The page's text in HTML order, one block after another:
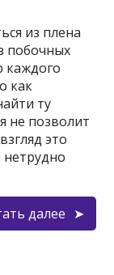
из плена
побочных
каждого
как
ту
не позволит
это
далее